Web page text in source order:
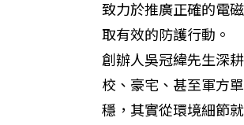
致力於推廣正確的電
取有效的防護行動。
創辦人吳冠緯先生深
校、豪宅、甚至軍方
穩，其實從環境細節